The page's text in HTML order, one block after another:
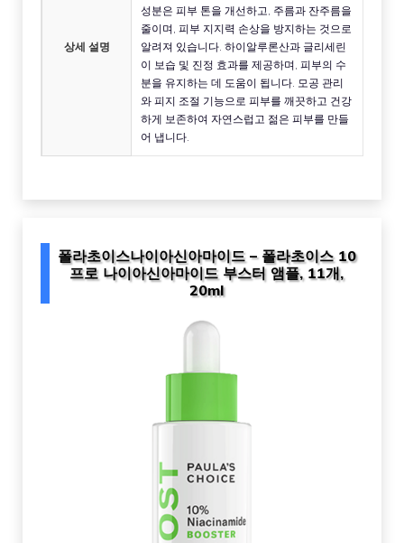
상세 설명
성분은 피부 톤을 개선하고, 주름과 잔주름을
줄이며, 피부 지지력 손상을 방지하는 것으로
알려져 있습니다. 하이알루론산과 글리세린
이 보습 및 진정 효과를 제공하며, 피부의 수
분을 유지하는 데 도움이 됩니다. 모공 관리
와 피지 조절 기능으로 피부를 깨끗하고 건강
하게 보존하여 자연스럽고 젊은 피부를 만들
어 냅니다.
폴라초이스나이아신아마이드 – 폴라초이스 10
프로 나이아신아마이드 부스터 앰플, 11개,
20ml